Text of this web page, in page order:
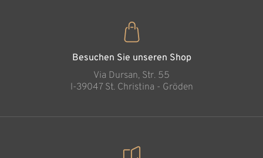
Hinzugefügt zum
Besuchen Sie unseren Shop
Via Dursan, Str. 55
l-39047 St. Christina - Gröden